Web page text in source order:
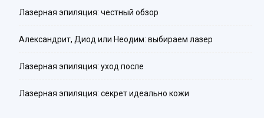
Лазерная эпиляция: честный обзор
Александрит, Диод или Неодим: выбираем лазер
Лазерная эпиляция: уход после
Лазерная эпиляция: секрет идеально кожи